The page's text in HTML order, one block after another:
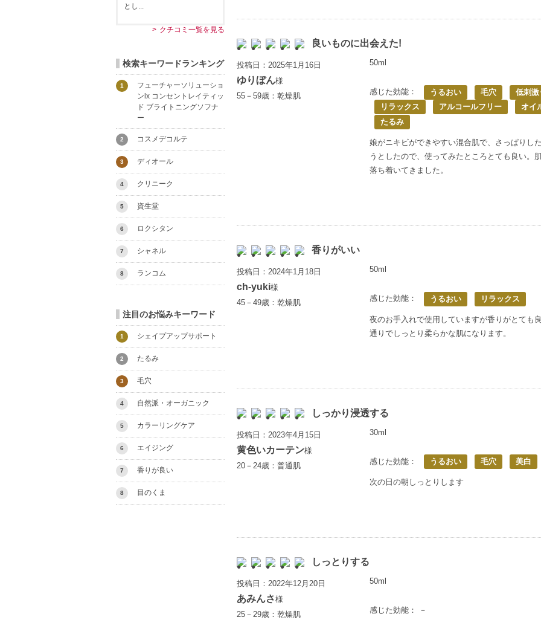
良いものに出会えた!
投稿日：2025年1月16日
ゆりぼん様
55－59歳：乾燥肌
50ml
感じた効能： うるおい 毛穴 低刺激
リラックス
アルコールフリー オイ
たるみ
娘がニキビができやすい混合肌で、さっぱりし
うとしたので、使ってみたところとても良い。
落ち着いてきました。
香りがいい
投稿日：2024年1月18日
ch-yuki様
45－49歳：乾燥肌
50ml
感じた効能： うるおい リラックス
夜のお手入れで使用していますが香りがとても
通りでしっとり柔らかな肌になります。
しっかり浸透する
投稿日：2023年4月15日
黄色いカーテン様
20－24歳：普通肌
30ml
感じた効能： うるおい 毛穴 美白
次の日の朝しっとりします
しっとりする
投稿日：2022年12月20日
あみんさ様
25－29歳：乾燥肌
50ml
感じた効能： －
とし...
クチコミ一覧を見る
検索キーワードランキング
1
フューチャーソリューショ
ンlx コンセントレイティッ
ド ブライトニングソフナ
ー
2 コスメデコルテ
3 ディオール
4 クリニーク
5 資生堂
6 ロクシタン
7 シャネル
8 ランコム
注目のお悩みキーワード
1 シェイプアップサポート
2 たるみ
3 毛穴
4 自然派・オーガニック
5 カラーリングケア
6 エイジング
7 香りが良い
8 目のくま